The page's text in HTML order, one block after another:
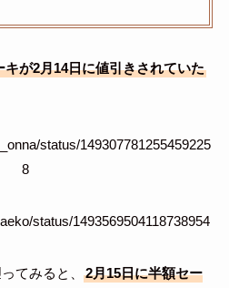
が2月14日に値引きされていた
status/149307781255459225
8
status/1493569504118738954
てみると、
2月15日に半額セー